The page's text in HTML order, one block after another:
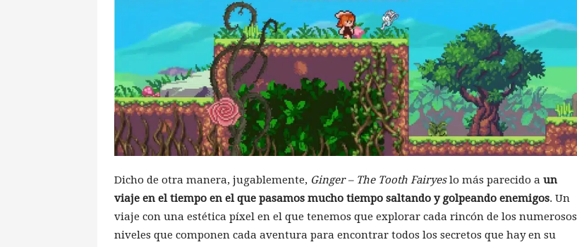
Dicho de otra manera, jugablemente, Ginger – The Tooth Fairyeslo más parecido a un
viaje en el tiempo en el que pasamos mucho tiempo saltando y golpeando enemigos. Un
viaje con una estética píxel en el que tenemos que explorar cada rincón de los numerosos
niveles que componen cada aventura para encontrar todos los secretos que hay en su